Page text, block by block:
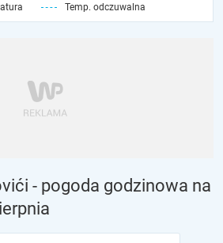
Temp. odczuwalna
- pogoda godzinowa na